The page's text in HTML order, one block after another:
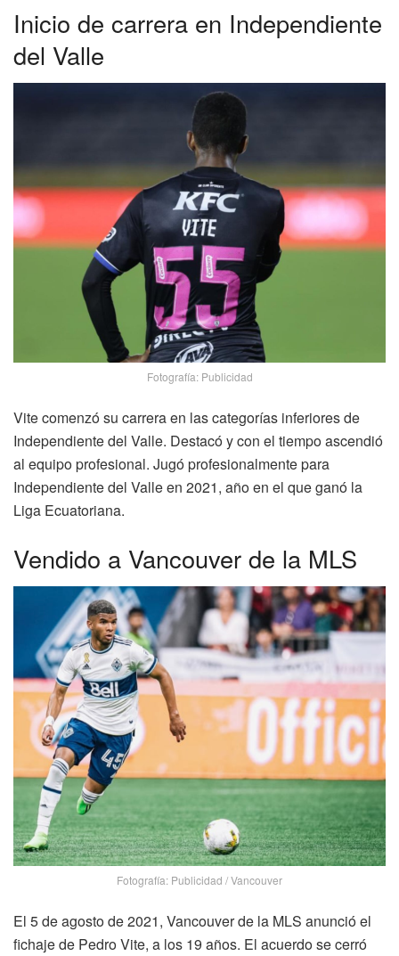
Inicio de carrera en Independiente
del Valle
Fotografía: Publicidad
Vite comenzó su carrera en las categorías inferiores de
Independiente del Valle. Destacó y con el tiempo ascendió
al equipo profesional. Jugó profesionalmente para
Independiente del Valle en 2021, año en el que ganó la
Liga Ecuatoriana.
Vendido a Vancouver de la MLS
Fotografía: Publicidad / Vancouver
El 5 de agosto de 2021, Vancouver de la MLS anunció el
fichaje de Pedro Vite, a los 19 años. El acuerdo se cerró